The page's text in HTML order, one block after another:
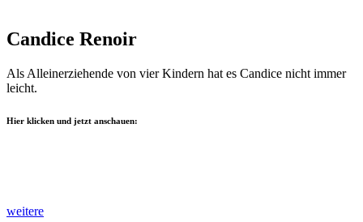
Candice Renoir
Als Alleinerziehende von vier Kindern hat es Candice nicht immer
leicht.
Hier klicken und jetzt anschauen:
weitere